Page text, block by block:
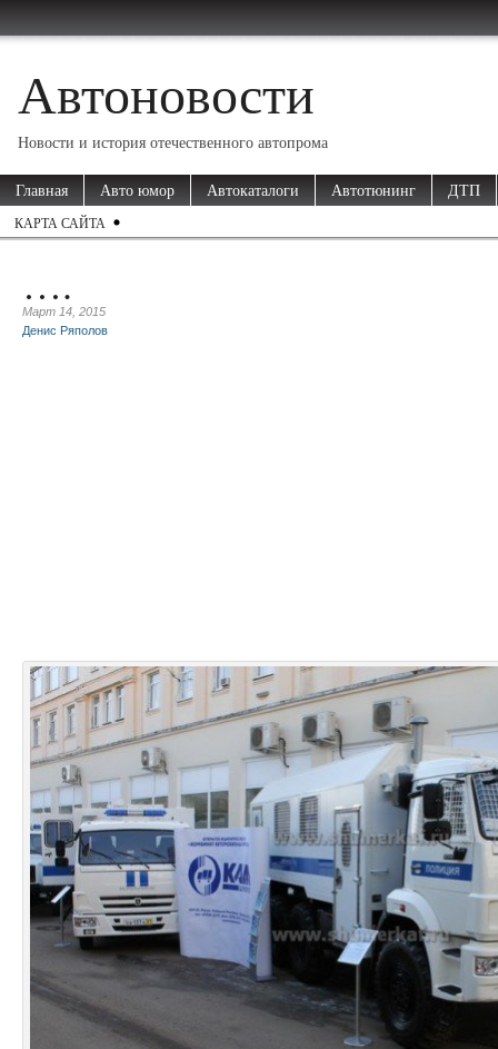
Автоновости
Новости и история отечественного автопрома
Главная Авто юмор Автокаталоги Автотюнинг ДТП
КАРТА САЙТА
….
Март 14, 2015
Денис Ряполов